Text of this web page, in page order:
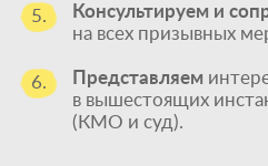
5. Консультируем и
на всех призывных
6. Представляем
в вышестоящих
(КМО и суд).